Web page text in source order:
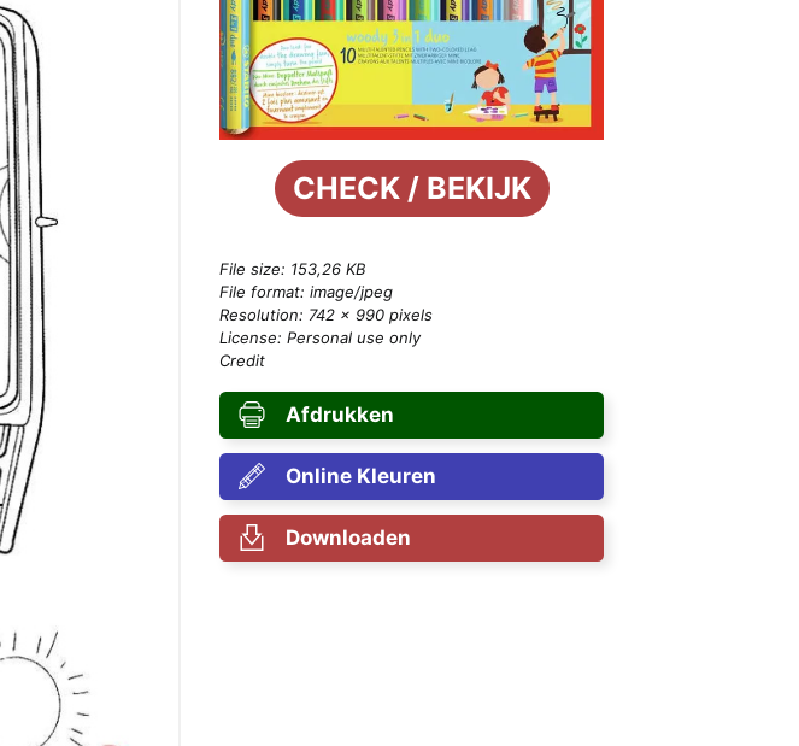
CHECK / BEKIJK
File size: 153,26 KB
File format: image/jpeg
Resolution: 742 × 990 pixels
License: Personal use only
Credit
Afdrukken
Online Kleuren
Downloaden